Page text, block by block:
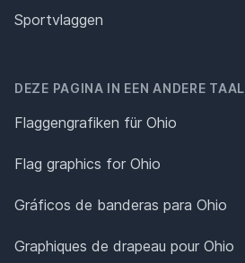
Sportvlaggen
DEZE PAGINA IN EEN ANDERE TAAL
Flaggengrafiken für Ohio
Flag graphics for Ohio
Gráficos de banderas para Ohio
Graphiques de drapeau pour Ohio